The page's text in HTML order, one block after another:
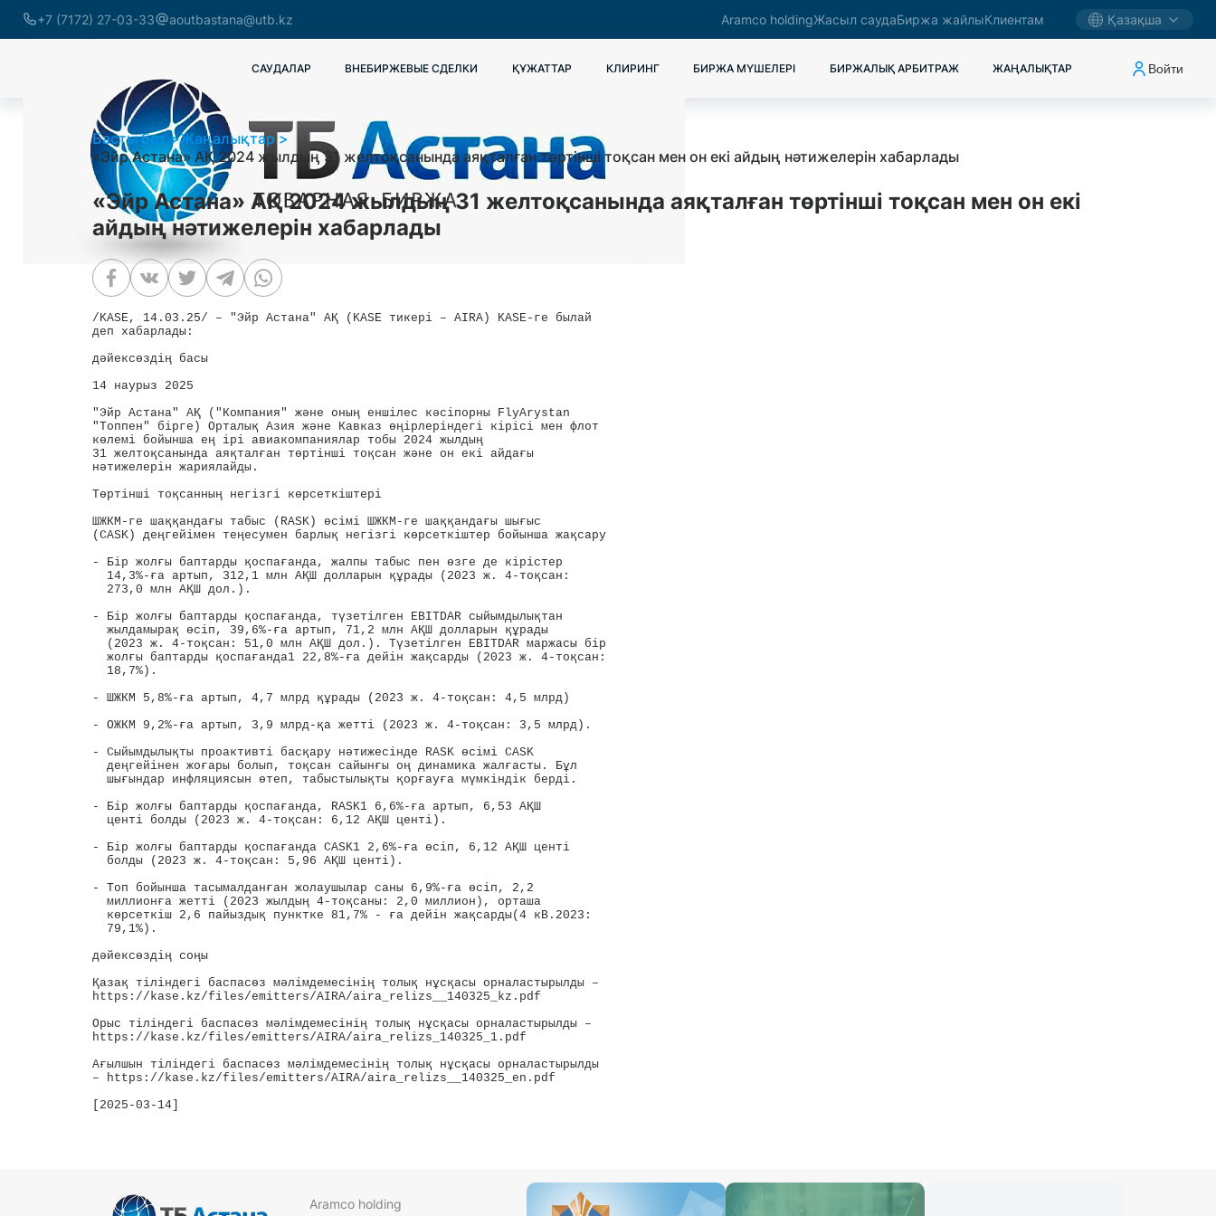
+7 (7172) 27-03-33 aoutbastana@utb.kz Aramco holdingЖасыл саудаБиржа жайлыКлиентам Қазақша
САУДАЛАР ВНЕБИРЖЕВЫЕ СДЕЛКИ ҚҰЖАТТАР КЛИРИНГ БИРЖА МҮШЕЛЕРІ БИРЖАЛЫҚ АРБИТРАЖ ЖАҢАЛЫҚТАР Войти
Басты бет
Жаңалықтар
«Эйр Астана» АҚ 2024 жылдың 31 желтоқсанында аяқталған төртінші тоқсан мен он екі айдың нәтижелерін хабарлады
«Эйр Астана» АҚ 2024 жылдың 31 желтоқсанында аяқталған төртінші тоқсан мен он екі
айдың нәтижелерін хабарлады
/KASE, 14.03.25/ – "Эйр Астана" АҚ (KASE тикері – AIRA) KASE-ге былай
деп хабарлады:
дәйексөздің басы
14 наурыз 2025
"Эйр Астана" АҚ ("Компания" және оның еншілес кәсіпорны FlyArystan
"Топпен" бірге) Орталық Азия және Кавказ өңірлеріндегі кірісі мен флот
көлемі бойынша ең ірі авиакомпаниялар тобы 2024 жылдың
31 желтоқсанында аяқталған төртінші тоқсан және он екі айдағы
нәтижелерін жариялайды.
Төртінші тоқсанның негізгі көрсеткіштері
ШЖКМ-ге шаққандағы табыс (RASK) өсiмi ШЖКМ-ге шаққандағы шығыс
(CASK) деңгейімен теңесумен барлық негізгі көрсеткіштер бойынша жақсару
- Бір жолғы баптарды қоспағанда, жалпы табыс пен өзге де кірістер
  14,3%-ға артып, 312,1 млн АҚШ долларын құрады (2023 ж. 4-тоқсан:
  273,0 млн АҚШ дол.).
- Бір жолғы баптарды қоспағанда, түзетілген EBITDAR сыйымдылықтан
  жылдамырақ өсіп, 39,6%-ға артып, 71,2 млн АҚШ долларын құрады
  (2023 ж. 4-тоқсан: 51,0 млн АҚШ дол.). Түзетілген EBITDAR маржасы бір
  жолғы баптарды қоспағанда1 22,8%-ға дейін жақсарды (2023 ж. 4-тоқсан:
  18,7%).
- ШЖКМ 5,8%-ға артып, 4,7 млрд құрады (2023 ж. 4-тоқсан: 4,5 млрд)
- ОЖКМ 9,2%-ға артып, 3,9 млрд-қа жетті (2023 ж. 4-тоқсан: 3,5 млрд).
- Сыйымдылықты прoактивті басқару нәтижесінде RASK өсімі CASK
  деңгейінен жоғары болып, тоқсан сайынғы оң динамика жалғасты. Бұл
  шығындар инфляциясын өтеп, табыстылықты қорғауға мүмкіндік берді.
- Бір жолғы баптарды қоспағанда, RASK1 6,6%-ға артып, 6,53 АҚШ
  центi болды (2023 ж. 4-тоқсан: 6,12 АҚШ центi).
- Бір жолғы баптарды қоспағанда CASK1 2,6%-ға өсіп, 6,12 АҚШ центi
  болды (2023 ж. 4-тоқсан: 5,96 АҚШ центi).
- Топ бойынша тасымалданған жолаушылар саны 6,9%-ға өсіп, 2,2
  миллионға жетті (2023 жылдың 4-тоқсаны: 2,0 миллион), орташа
  көрсеткіш 2,6 пайыздық пунктке 81,7% - ға дейін жақсарды(4 кВ.2023:
  79,1%).
дәйексөздің соңы
Қазақ тіліндегі баспасөз мәлімдемесінің толық нұсқасы орналастырылды –
https://kase.kz/files/emitters/AIRA/aira_relizs__140325_kz.pdf
Орыс тіліндегі баспасөз мәлімдемесінің толық нұсқасы орналастырылды –
https://kase.kz/files/emitters/AIRA/aira_relizs_140325_1.pdf
Ағылшын тіліндегі баспасөз мәлімдемесінің толық нұсқасы орналастырылды
– https://kase.kz/files/emitters/AIRA/aira_relizs__140325_en.pdf
[2025-03-14]
Aramco holding